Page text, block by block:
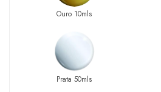
Ouro 10mls
Prata 50mls